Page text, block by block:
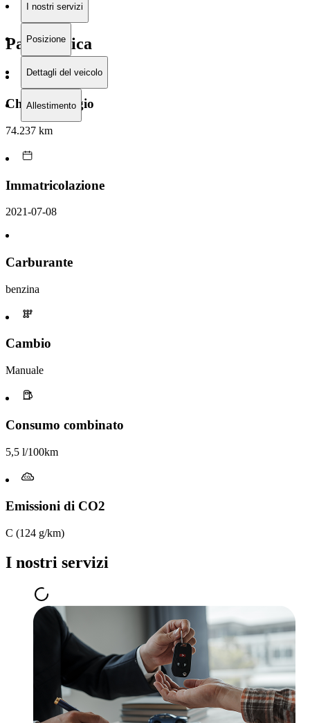
I nostri servizi
Posizione
Dettagli del veicolo
Allestimento
Panoramica
Chilometraggio
74.237 km
Immatricolazione
2021-07-08
Carburante
benzina
Cambio
Manuale
Consumo combinato
5,5 l/100km
Emissioni di CO2
C (124 g/km)
I nostri servizi